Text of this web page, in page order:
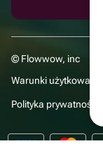
© Flowwow, inc
Warunki użytkowania
Polityka prywatności